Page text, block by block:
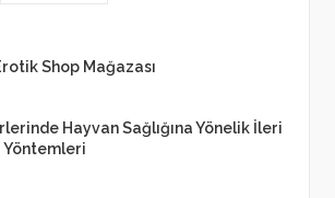
Shop Mağazası
Hayvan Sağlığına Yönelik İleri
Yöntemleri